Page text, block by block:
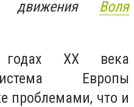
движения Воля
ХХ века
Европы
проблемами, что и